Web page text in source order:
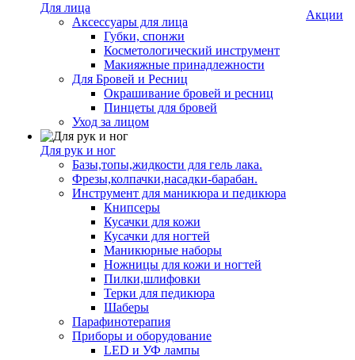
Для лица
Аксессуары для лица
Губки, спонжи
Косметологический инструмент
Макияжные принадлежности
Для Бровей и Ресниц
Окрашивание бровей и ресниц
Пинцеты для бровей
Уход за лицом
Для рук и ног
Базы,топы,жидкости для гель лака.
Фрезы,колпачки,насадки-барабан.
Инструмент для маникюра и педикюра
Книпсеры
Кусачки для кожи
Кусачки для ногтей
Маникюрные наборы
Ножницы для кожи и ногтей
Пилки,шлифовки
Терки для педикюра
Шаберы
Парафинотерапия
Приборы и оборудование
LED и УФ лампы
Акции